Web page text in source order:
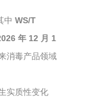
中 WS/T
年 12 月 1
消毒产品领域
实质性变化